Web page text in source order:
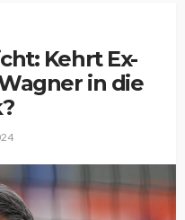
Kehrt Ex-
in die